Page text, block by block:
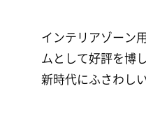
インテリアゾーン
ムとして好評を博
新時代にふさわし